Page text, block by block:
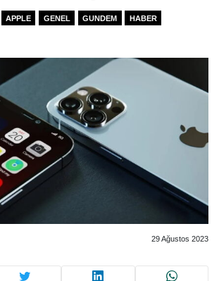
APPLE GENEL GUNDEM HABER
29 Ağustos 2023